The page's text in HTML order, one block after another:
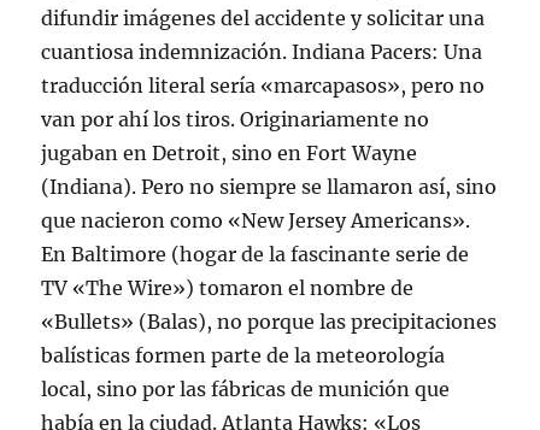
difundir imágenes del accidente y solicitar una
cuantiosa indemnización. Indiana Pacers: Una
traducción literal sería «marcapasos», pero no
van por ahí los tiros. Originariamente no
jugaban en Detroit, sino en Fort Wayne
(Indiana). Pero no siempre se llamaron así, sino
que nacieron como «New Jersey Americans».
En Baltimore (hogar de la fascinante serie de
TV «The Wire») tomaron el nombre de
«Bullets» (Balas), no porque las precipitaciones
balísticas formen parte de la meteorología
local, sino por las fábricas de munición que
había en la ciudad. Atlanta Hawks: «Los